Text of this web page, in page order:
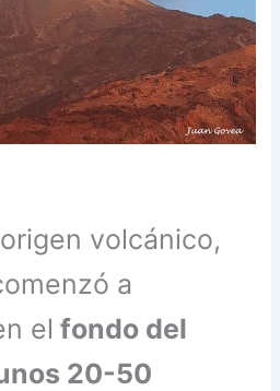
volcánico,
a
el fondo del
20-50